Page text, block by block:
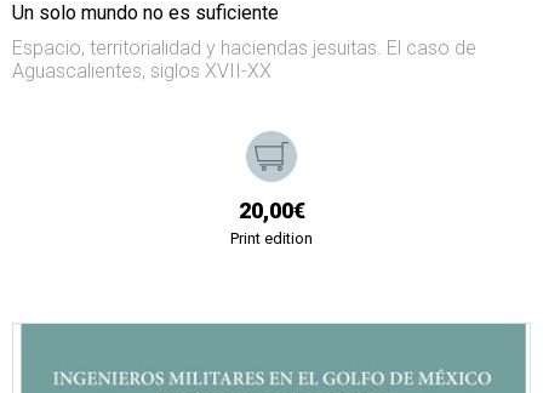
Un solo mundo no es suficiente
Espacio, territorialidad y haciendas jesuitas. El caso de
Aguascalientes, siglos XVII-XX
20,00€
Print edition